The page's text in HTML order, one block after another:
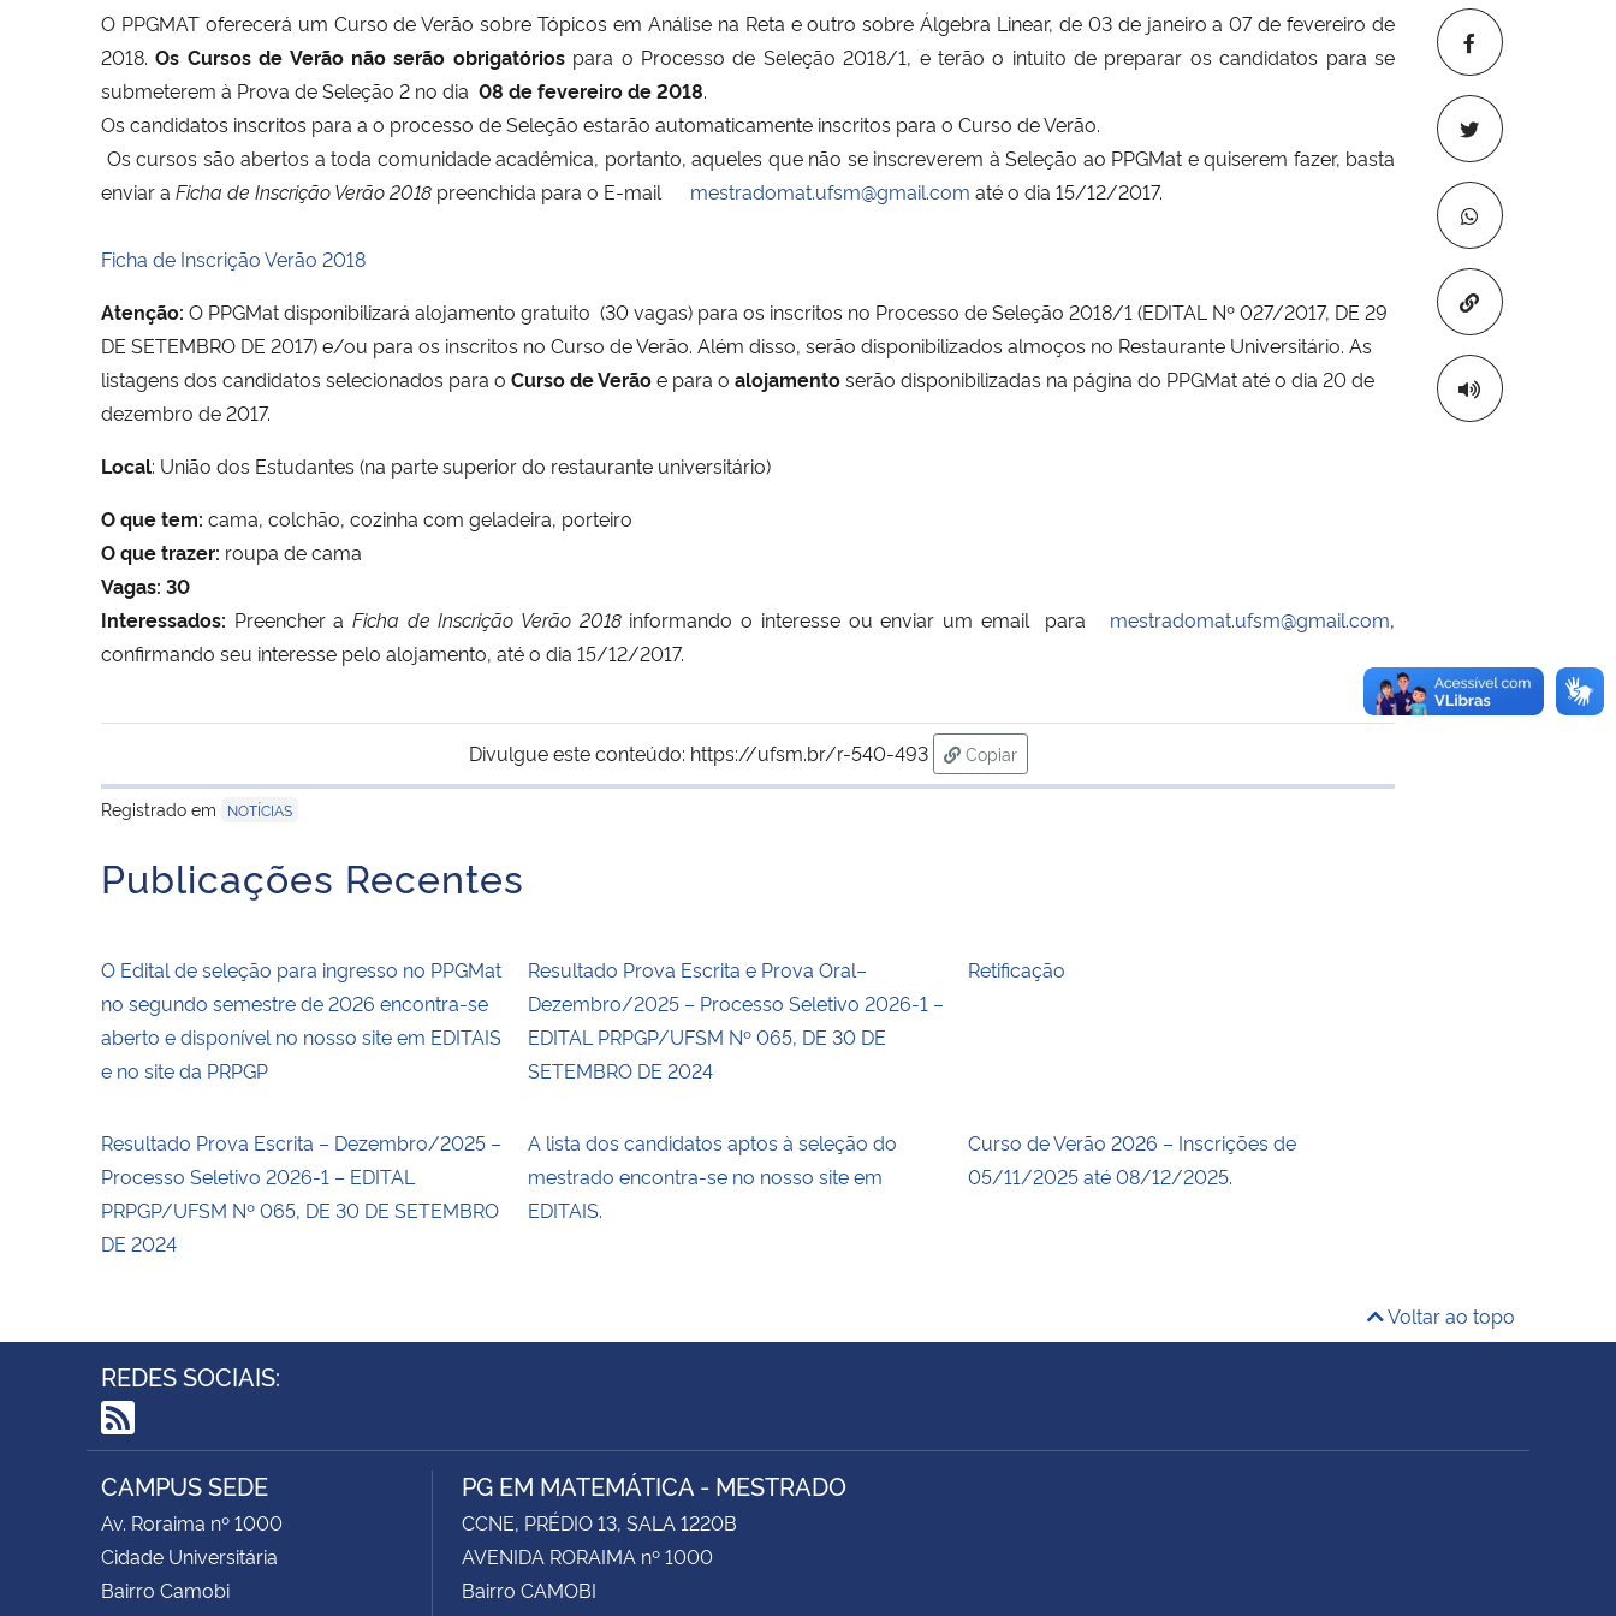
Copiar para
O PPGMAT oferecerá um Curso de Verão sobre Tópicos em Análise na Reta e outro sobre Álgebra Linear, de 03 de janeiro a 07 de fevereiro de
2018.Os Cursos de Verão não serão obrigatóriospara o Processo de Seleção 2018/1, e terão o intuito de preparar os candidatos para se
submeterem à Prova de Seleção 2 no dia 08 de fevereiro de 2018.
Os candidatos inscritos para a o processo de Seleção estarão automaticamente inscritos para o Curso de Verão.
Os cursos são abertos a toda comunidade acadêmica, portanto, aqueles que não se inscreverem à Seleção ao PPGMat e quiserem fazer, basta
enviar a Ficha de Inscrição Verão 2018 preenchida para o E-mail mestradomat.ufsm@gmail.com até o dia 15/12/2017.
Ficha de Inscrição Verão 2018
Atenção: O PPGMat disponibilizará alojamento gratuito (30 vagas) para os inscritos no Processo de Seleção 2018/1 (EDITAL Nº 027/2017, DE 29
DE SETEMBRO DE 2017) e/ou para os inscritos no Curso de Verão. Além disso, serão disponibilizados almoços no Restaurante Universitário. As
listagens dos candidatos selecionados para o Curso de Verãoe para o alojamentoserão disponibilizadas na página do PPGMat até o dia 20 de
dezembro de 2017.
Local: União dos Estudantes (na parte superior do restaurante universitário)
O que tem: cama, colchão, cozinha com geladeira, porteiro
O que trazer: roupa de cama
Vagas: 30
Interessados: Preencher aFicha de Inscrição Verão 2018informando o interesse ou enviar um email para mestradomat.ufsm@gmail.com,
confirmando seu interesse pelo alojamento, até o dia 15/12/2017.
Divulgue este conteúdo: https://ufsm.br/r-540-493
Copiar
para área de transferência
Registrado em
NOTÍCIAS
Publicações Recentes
O Edital de seleção para ingresso no PPGMat
no segundo semestre de 2026 encontra-se
aberto e disponível no nosso site em EDITAIS
e no site da PRPGP
Resultado Prova Escrita e Prova Oral–
Dezembro/2025 – Processo Seletivo 2026-1 –
EDITAL PRPGP/UFSM Nº 065, DE 30 DE
SETEMBRO DE 2024
Retificação
Resultado Prova Escrita – Dezembro/2025 –
Processo Seletivo 2026-1 – EDITAL
PRPGP/UFSM Nº 065, DE 30 DE SETEMBRO
DE 2024
A lista dos candidatos aptos à seleção do
mestrado encontra-se no nosso site em
EDITAIS.
Curso de Verão 2026 – Inscrições de
05/11/2025 até 08/12/2025.
Voltar ao topo
REDES SOCIAIS:
RSS
CAMPUS SEDE
Av. Roraima nº 1000
Cidade Universitária
Bairro Camobi
PG EM MATEMÁTICA - MESTRADO
CCNE, PRÉDIO 13, SALA 1220B
AVENIDA RORAIMA nº 1000
Bairro CAMOBI